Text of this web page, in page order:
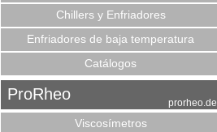
Chillers y Enfriadores
Enfriadores de baja temperatura
Catálogos
ProRheo prorheo.de
Viscosímetros